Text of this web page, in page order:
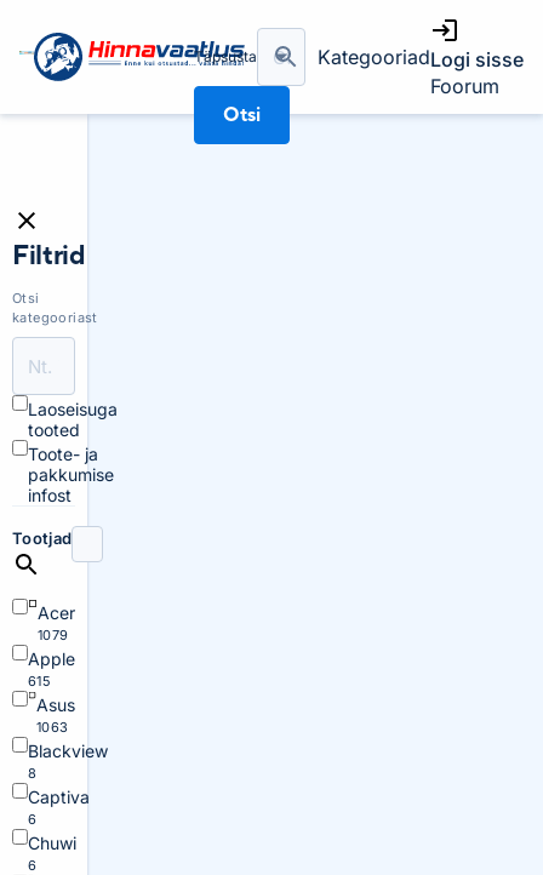
Täpsusta
Otsi
KategooriadLogi sisse
Foorum
Filtrid
Otsi
kategooriast
Laoseisuga
tooted
Toote- ja
pakkumise
infost
Tootjad
Acer
1079
Apple
615
Asus
1063
Blackview
8
Captiva
6
Chuwi
6